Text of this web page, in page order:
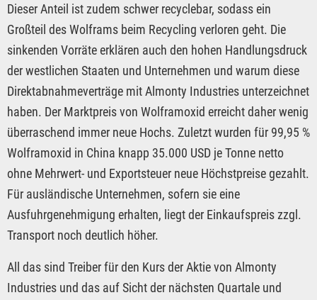
Dieser Anteil ist zudem schwer recyclebar, sodass ein
Großteil des Wolframs beim Recycling verloren geht. Die
sinkenden Vorräte erklären auch den hohen Handlungsdruck
der westlichen Staaten und Unternehmen und warum diese
Direktabnahmeverträge mit Almonty Industries unterzeichnet
haben. Der Marktpreis von Wolframoxid erreicht daher wenig
überraschend immer neue Hochs. Zuletzt wurden für 99,95 %
Wolframoxid in China knapp 35.000 USD je Tonne netto
ohne Mehrwert- und Exportsteuer neue Höchstpreise gezahlt.
Für ausländische Unternehmen, sofern sie eine
Ausfuhrgenehmigung erhalten, liegt der Einkaufspreis zzgl.
Transport noch deutlich höher.
All das sind Treiber für den Kurs der Aktie von Almonty
Industries und das auf Sicht der nächsten Quartale und